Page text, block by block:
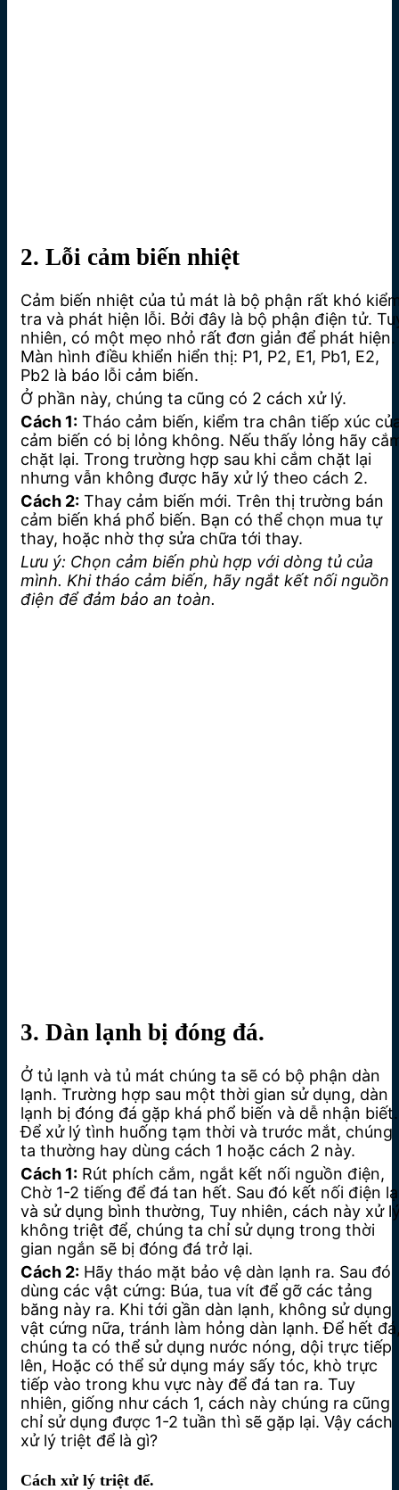
2. Lỗi cảm biến nhiệt
Cảm biến nhiệt của tủ mát là bộ phận rất khó
tra và phát hiện lỗi. Bởi đây là bộ phận điện tử.
nhiên, có một mẹo nhỏ rất đơn giản để phát hiện.
Màn hình điều khiển hiển thị: P1, P2, E1, Pb1, E2,
Pb2 là báo lỗi cảm biến.
Ở phần này, chúng ta cũng có 2 cách xử lý.
Cách 1: Tháo cảm biến, kiểm tra chân tiếp xúc
cảm biến có bị lỏng không. Nếu thấy lỏng hãy
chặt lại. Trong trường hợp sau khi cắm chặt lại
nhưng vẫn không được hãy xử lý theo cách 2.
Cách 2: Thay cảm biến mới. Trên thị trường bán
cảm biến khá phổ biến. Bạn có thể chọn mua tự
thay, hoặc nhờ thợ sửa chữa tới thay.
Lưu ý: Chọn cảm biến phù hợp với dòng tủ của
mình. Khi tháo cảm biến, hãy ngắt kết nối nguồn
điện để đảm bảo an toàn.
3. Dàn lạnh bị đóng đá.
Ở tủ lạnh và tủ mát chúng ta sẽ có bộ phận dàn
lạnh. Trường hợp sau một thời gian sử dụng, dàn
lạnh bị đóng đá gặp khá phổ biến và dễ nhận biết.
Để xử lý tình huống tạm thời và trước mắt, chúng
ta thường hay dùng cách 1 hoặc cách 2 này.
Cách 1: Rút phích cắm, ngắt kết nối nguồn điện,
Chờ 1-2 tiếng để đá tan hết. Sau đó kết nối điện
và sử dụng bình thường, Tuy nhiên, cách này xử
không triệt để, chúng ta chỉ sử dụng trong thời
gian ngắn sẽ bị đóng đá trở lại.
Cách 2: Hãy tháo mặt bảo vệ dàn lạnh ra. Sau đó
dùng các vật cứng: Búa, tua vít để gỡ các tảng
băng này ra. Khi tới gần dàn lạnh, không sử dụng
vật cứng nữa, tránh làm hỏng dàn lạnh. Để hết
chúng ta có thể sử dụng nước nóng, dội trực tiếp
lên, Hoặc có thể sử dụng máy sấy tóc, khò trực
tiếp vào trong khu vực này để đá tan ra. Tuy
nhiên, giống như cách 1, cách này chúng ra cũng
chỉ sử dụng được 1-2 tuần thì sẽ gặp lại. Vậy cách
xử lý triệt để là gì?
Cách xử lý triệt để.